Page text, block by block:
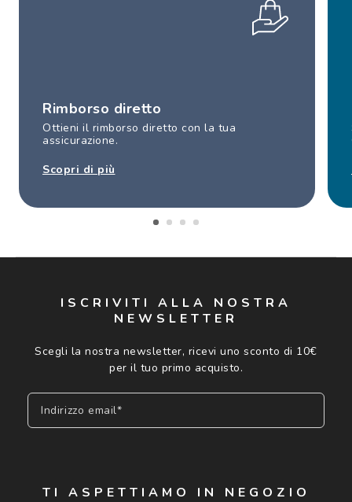
Rimborso diretto
Ottieni il rimborso diretto con la tua
assicurazione.
Scopri di più
ISCRIVITI ALLA NOSTRA
NEWSLETTER
Scegli la nostra newsletter, ricevi uno sconto di 10€
per il tuo primo acquisto.
Indirizzo email*
TI ASPETTIAMO IN NEGOZIO